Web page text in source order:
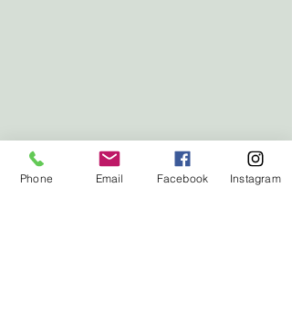
Phone Email Facebook Instagram